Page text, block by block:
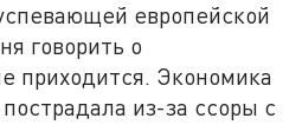
европейской
говорить о
приходится. Экономика
из-за ссоры с